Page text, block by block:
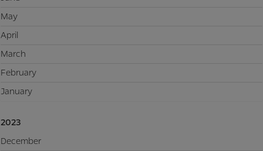
May
April
March
February
January
2023
December